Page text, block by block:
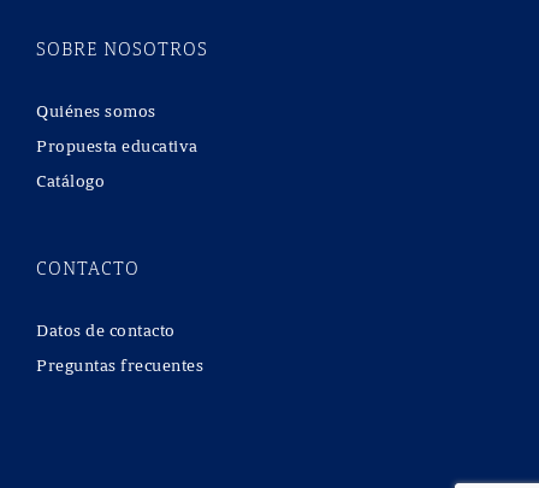
SOBRE NOSOTROS
Quiénes somos
Propuesta educativa
Catálogo
CONTACTO
Datos de contacto
Preguntas frecuentes